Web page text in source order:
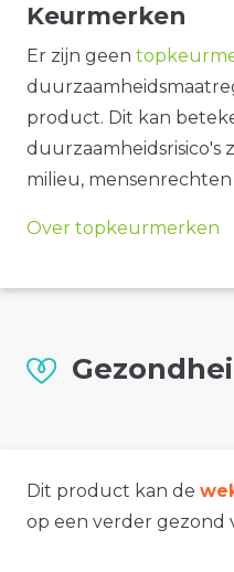
Keurmerken
Er zijn geen
product. Dit kan
duurzaamheidsrisico's
milieu,
Over topkeurmerken
Dit product kan de
op een verder gezond